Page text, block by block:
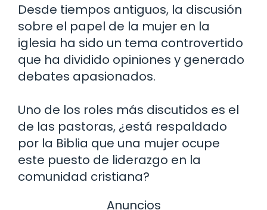
Desde tiempos antiguos, la discusión
sobre el papel de la mujer en la
iglesia ha sido un tema controvertido
que ha dividido opiniones y generado
debates apasionados.
Uno de los roles más discutidos es el
de las pastoras, ¿está respaldado
por la Biblia que una mujer ocupe
este puesto de liderazgo en la
comunidad cristiana?
Anuncios